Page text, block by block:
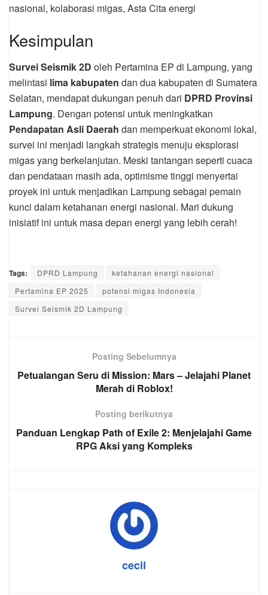
nasional, kolaborasi migas, Asta Cita energi
Kesimpulan
Survei Seismik 2D oleh Pertamina EP di Lampung, yang
melintasi lima kabupaten dan dua kabupaten di Sumatera
Selatan, mendapat dukungan penuh dari DPRD Provinsi
Lampung. Dengan potensi untuk meningkatkan
Pendapatan Asli Daerah dan memperkuat ekonomi lokal,
survei ini menjadi langkah strategis menuju eksplorasi
migas yang berkelanjutan. Meski tantangan seperti cuaca
dan pendataan masih ada, optimisme tinggi menyertai
proyek ini untuk menjadikan Lampung sebagai pemain
kunci dalam ketahanan energi nasional. Mari dukung
inisiatif ini untuk masa depan energi yang lebih cerah!
Tags: DPRD Lampung
ketahanan energi nasional
Pertamina EP 2025
potensi migas Indonesia
Survei Seismik 2D Lampung
Posting Sebelumnya
Petualangan Seru di Mission: Mars – Jelajahi Planet
Merah di Roblox!
Posting berikutnya
Panduan Lengkap Path of Exile 2: Menjelajahi Game
RPG Aksi yang Kompleks
cecil